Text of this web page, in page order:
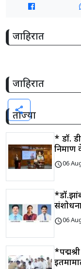
जाहिरात
जाहिरात
ताज्या
* डॉ.
निर्माण
schedule06
schedule06
share